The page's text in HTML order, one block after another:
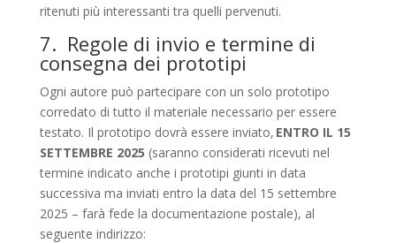
ritenuti più interessanti tra quelli pervenuti.
7. Regole di invio e termine di
consegna dei prototipi
Ogni autore può partecipare con un solo prototipo
corredato di tutto il materiale necessario per essere
testato. Il prototipo dovrà essere inviato, ENTRO IL 15
SETTEMBRE 2025 (saranno considerati ricevuti nel
termine indicato anche i prototipi giunti in data
successiva ma inviati entro la data del 15 settembre
2025 – farà fede la documentazione postale), al
seguente indirizzo: